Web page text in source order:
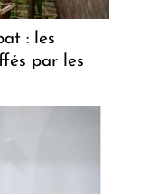
: les
par les